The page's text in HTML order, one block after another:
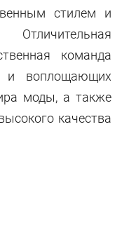
стилем и
команда
и воплощающих
моды, а также
качества